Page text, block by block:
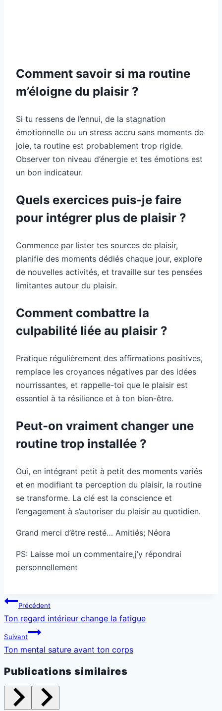
Comment savoir si ma routine
m’éloigne du plaisir ?
Si tu ressens de l’ennui, de la stagnation
émotionnelle ou un stress accru sans moments de
joie, ta routine est probablement trop rigide.
Observer ton niveau d’énergie et tes émotions est
un bon indicateur.
Quels exercices puis-je faire
pour intégrer plus de plaisir ?
Commence par lister tes sources de plaisir,
planifie des moments dédiés chaque jour, explore
de nouvelles activités, et travaille sur tes pensées
limitantes autour du plaisir.
Comment combattre la
culpabilité liée au plaisir ?
Pratique régulièrement des affirmations positives,
remplace les croyances négatives par des idées
nourrissantes, et rappelle-toi que le plaisir est
essentiel à ta résilience et à ton bien-être.
Peut-on vraiment changer une
routine trop installée ?
Oui, en intégrant petit à petit des moments variés
et en modifiant ta perception du plaisir, la routine
se transforme. La clé est la conscience et
l’engagement à s’autoriser du plaisir au quotidien.
Grand merci d’être resté… Amitiés; Néora
PS: Laisse moi un commentaire,j’y répondrai
personnellement
Navigation
de
l’article
Précédent
Ton regard intérieur change la fatigue
Suivant
Ton mental sature avant ton corps
Publications similaires